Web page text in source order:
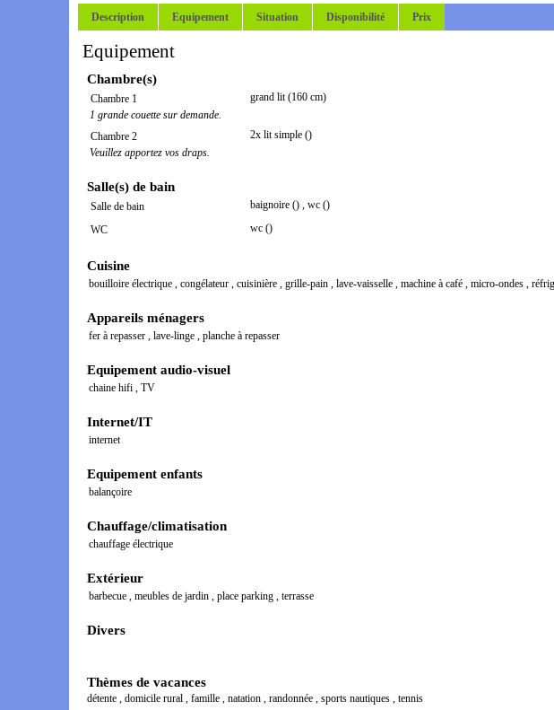
Description Equipement Situation Disponibilité Prix
Equipement
Chambre(s)
grand lit (160 cm)
Chambre 1
1 grande couette sur demande.
2x lit simple ()
Chambre 2
Veuillez apportez vos draps.
Salle(s) de bain
baignoire () , wc ()
Salle de bain
wc ()
WC
Cuisine
bouilloire électrique , congélateur , cuisinière , grille-pain , lave-vaisselle , machine à café , micro-ondes ,
Appareils ménagers
fer à repasser , lave-linge , planche à repasser
Equipement audio-visuel
chaine hifi , TV
Internet/IT
internet
Equipement enfants
balançoire
Chauffage/climatisation
chauffage électrique
Extérieur
barbecue , meubles de jardin , place parking , terrasse
Divers
Thèmes de vacances
détente , domicile rural , famille , natation , randonnée , sports nautiques , tennis